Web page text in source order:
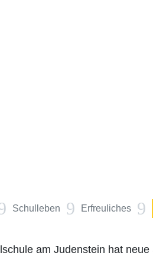
Schulleben 9 Erfreuliches 9
am Judenstein hat